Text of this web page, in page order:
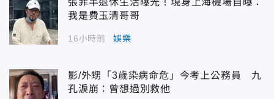
我是費玉清哥哥
16小時前 娛樂
影/外甥「3歲染病命危」今考上公務員 九
孔淚崩：曾想過別救他